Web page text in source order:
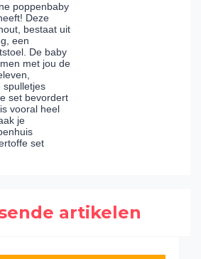
poppenbaby
Deze
bestaat uit
een
De baby
met jou de
spulletjes
set bevordert
vooral heel
je
set
artikelen